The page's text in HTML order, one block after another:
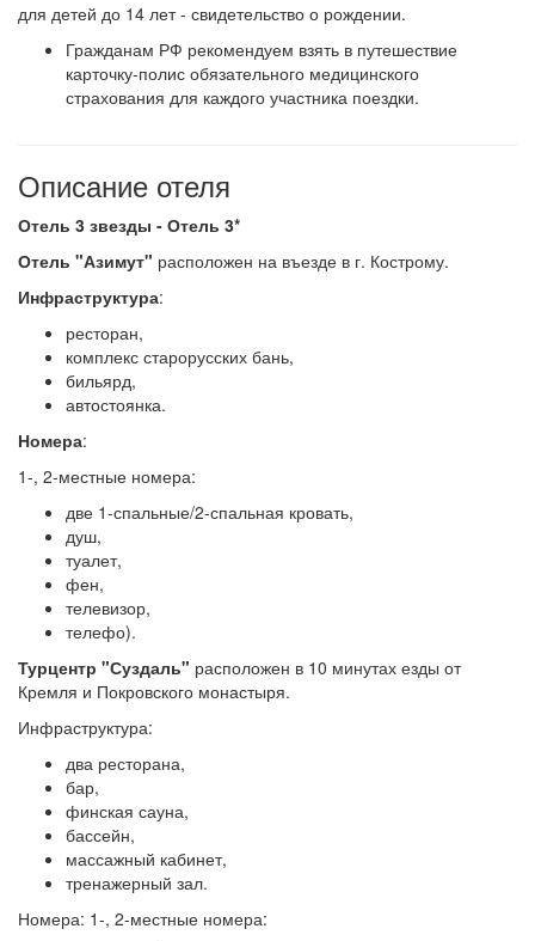
для детей до 14 лет - свидетельство о рождении.
Гражданам РФ рекомендуем взять в путешествие
карточку-полис обязательного медицинского
страхования для каждого участника поездки.
Описание отеля
Отель 3 звезды - Отель 3*
Отель "Азимут" расположен на въезде в г. Кострому.
Инфраструктура:
ресторан,
комплекс старорусских бань,
бильярд,
автостоянка.
Номера:
1-, 2-местные номера:
две 1-спальные/2-спальная кровать,
душ,
туалет,
фен,
телевизор,
телефо).
Турцентр "Суздаль" расположен в 10 минутах езды от
Кремля и Покровского монастыря.
Инфраструктура:
два ресторана,
бар,
финская сауна,
бассейн,
массажный кабинет,
тренажерный зал.
Номера: 1-, 2-местные номера: